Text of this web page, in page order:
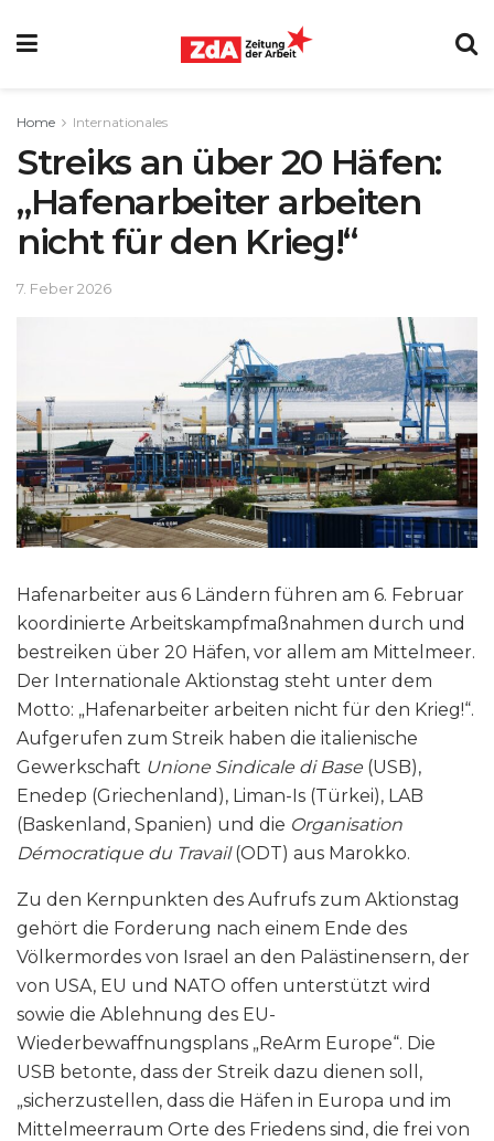
Home Internationales
Streiks an über 20 Häfen:
„Hafenarbeiter arbeiten
nicht für den Krieg!“
7. Feber 2026
Hafenarbeiter aus 6 Ländern führen am 6. Februar
koordinierte Arbeitskampfmaßnahmen durch und
bestreiken über 20 Häfen, vor allem am Mittelmeer.
Der Internationale Aktionstag steht unter dem
Motto: „Hafenarbeiter arbeiten nicht für den Krieg!“.
Aufgerufen zum Streik haben die italienische
Gewerkschaft Unione Sindicale di Base (USB),
Enedep (Griechenland), Liman-Is (Türkei), LAB
(Baskenland, Spanien) und die Organisation
Démocratique du Travail(ODT) aus Marokko.
Zu den Kernpunkten des Aufrufs zum Aktionstag
gehört die Forderung nach einem Ende des
Völkermordes von Israel an den Palästinensern, der
von USA, EU und NATO offen unterstützt wird
sowie die Ablehnung des EU-
Wiederbewaffnungsplans „ReArm Europe“. Die
USB betonte, dass der Streik dazu dienen soll,
„sicherzustellen, dass die Häfen in Europa und im
Mittelmeerraum Orte des Friedens sind, die frei von